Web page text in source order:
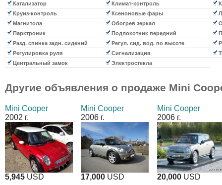
Катализатор
Климат-контроль
Круиз-контроль
Ксеноновые фары
Магнитола
Обогрев зеркал
Парктроник
Подлокотник передний
Разд. спинка задн. сидений
Регул. сид. вод. по высоте
Регулировка руля
Сигнализация
Центральный замок
Электростекла
Другие объявления о продаже Mini
Mini Cooper
2002 г.
5,945 USD
Mini Cooper
2006 г.
17,000 USD
Mini Cooper
2006 г.
20,000 USD